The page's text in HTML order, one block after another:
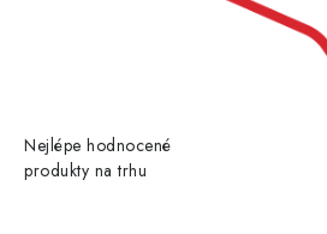
Nejlépe hodnocené
produkty na trhu